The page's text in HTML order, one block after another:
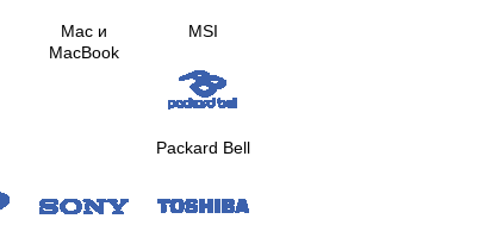
Mac и
MacBook
MSI
Packard Bell